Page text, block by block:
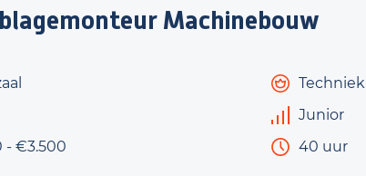
Machinebouw
Techniek
Junior
- €3.500
40 uur